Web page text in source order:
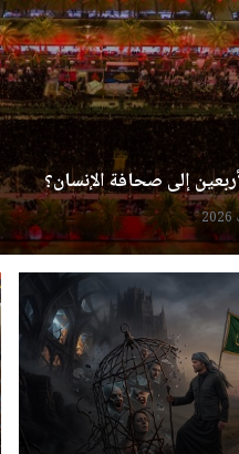
إلى صحافة الإنسان؟